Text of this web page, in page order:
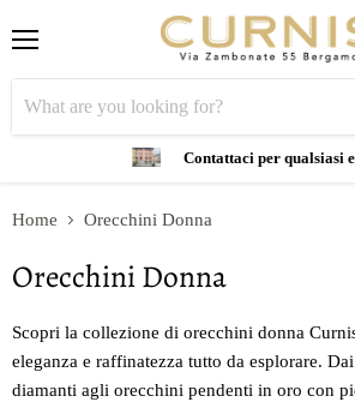
Contattaci per qualsiasi
Home Orecchini Donna
Orecchini Donna
Scopri la collezione di orecchini donna
eleganza e raffinatezza tutto da esplorare.
diamanti agli orecchini pendenti in oro con